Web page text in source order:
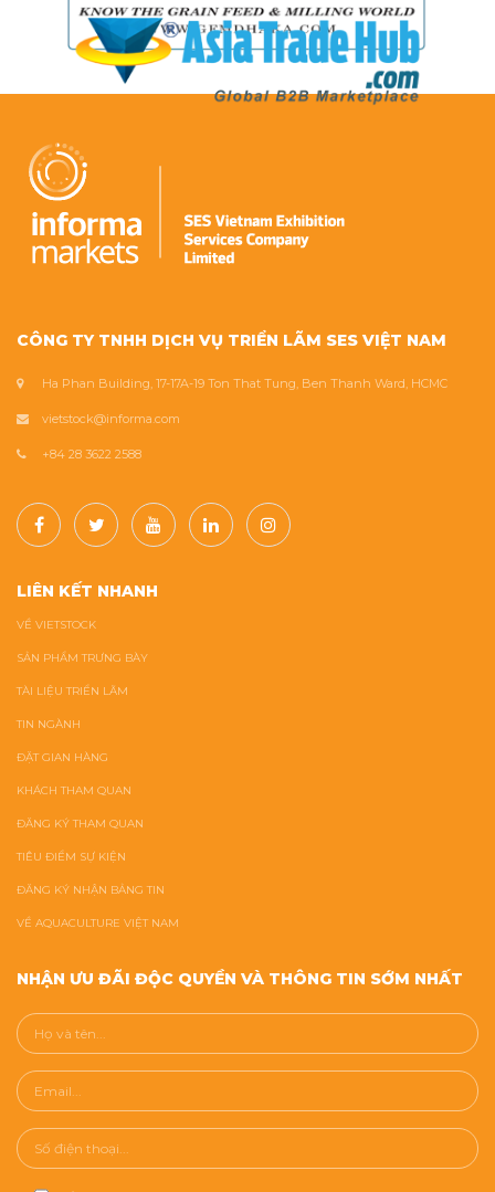
CÔNG TY TNHH DỊCH VỤ TRIỂN LÃM SES VIỆT NAM
Ha Phan Building, 17-17A-19 Ton That Tung, Ben Thanh Ward, HCMC
vietstock@informa.com
+84 28 3622 2588
LIÊN KẾT NHANH
VỀ VIETSTOCK
SẢN PHẨM TRƯNG BÀY
TÀI LIỆU TRIỂN LÃM
TIN NGÀNH
ĐẶT GIAN HÀNG
KHÁCH THAM QUAN
ĐĂNG KÝ THAM QUAN
TIÊU ĐIỂM SỰ KIỆN
ĐĂNG KÝ NHẬN BẢNG TIN
VỀ AQUACULTURE VIỆT NAM
NHẬN ƯU ĐÃI ĐỘC QUYỀN VÀ THÔNG TIN SỚM NHẤT